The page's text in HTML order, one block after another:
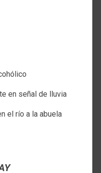
en señal de lluvia
el río a la abuela